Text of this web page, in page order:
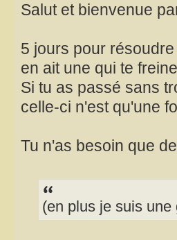
Salut et bienvenue
5 jours pour
en ait une qui te
Si tu as passé sans
celle-ci n'est qu'une
Tu n'as besoin que
(en plus je suis une